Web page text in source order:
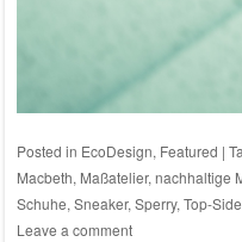
Posted in EcoDesign, Featured |
Macbeth, Maßatelier, nachhaltige
Schuhe, Sneaker, Sperry, Top-
Leave a comment